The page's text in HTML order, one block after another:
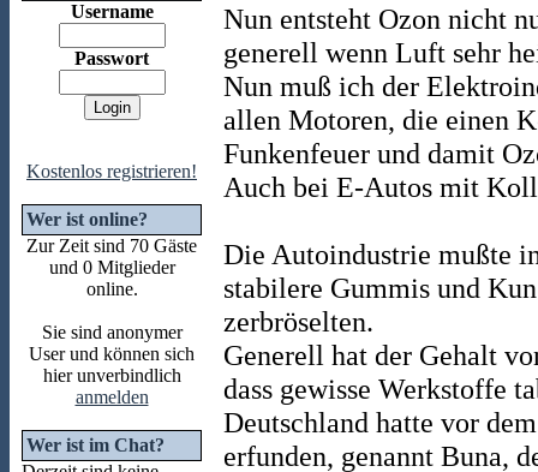
Username
Passwort
Kostenlos registrieren!
Wer ist online?
Zur Zeit sind 70 Gäste
und 0 Mitglieder
online.
Sie sind anonymer
User und können sich
hier unverbindlich
anmelden
Wer ist im Chat?
Nun entsteht Ozon nicht
generell wenn Luft sehr
Nun muß ich der
allen Motoren, die einen
Funkenfeuer und damit
Auch bei E-Autos mit
Die Autoindustrie mußte
stabilere Gummis und
zerbröselten.
Generell hat der Gehalt
dass gewisse Werkstoffe
Deutschland hatte vor
erfunden, genannt Buna,